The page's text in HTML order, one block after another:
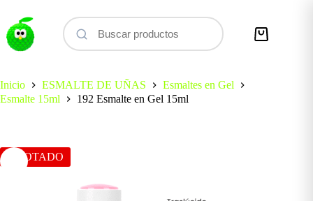
contenido
Carro
Inicio
ESMALTE DE UÑAS
Esmaltes en Gel
Esmalte 15ml
192 Esmalte en Gel 15ml
AGOTADO